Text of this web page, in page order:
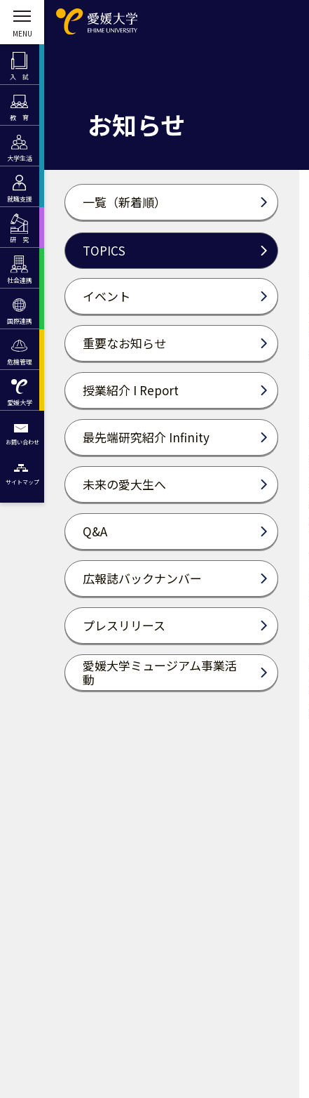
入 試
教 育
大学生活
就職支援
研 究
社会連携
国際連携
危機管理
愛媛大学
お問い合わせ
サイトマップ
お知らせ
一覧（新着順）
TOPICS
イベント
重要なお知らせ
授業紹介 I Report
最先端研究紹介 Infinity
未来の愛大生へ
Q&A
広報誌バックナンバー
プレスリリース
愛媛大学ミュージアム事業活
動